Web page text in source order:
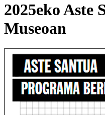
2025eko Aste
Museoan